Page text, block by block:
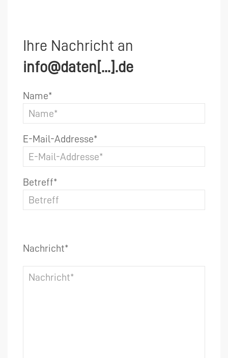
Ihre Nachricht an
info@daten[...].de
Name*
E-Mail-Addresse*
Betreff*
Nachricht*